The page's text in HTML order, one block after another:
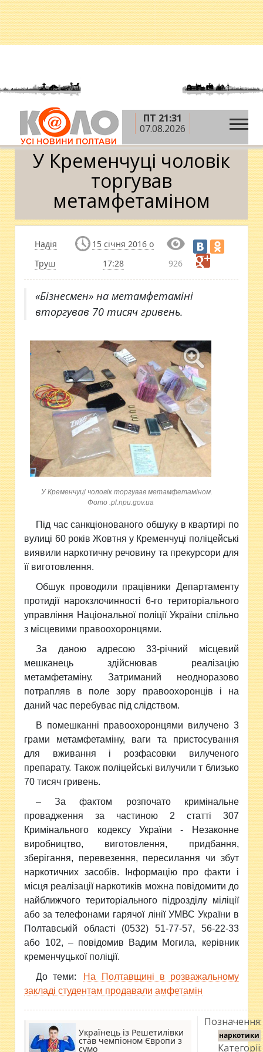
ПТ 21:31
07.08.2026
Головна » Новини » Кримінал »
У Кременчуці
чоловік торгував метамфетаміном
У Кременчуці чоловік
торгував
метамфетаміном
Надія
Труш
15 січня 2016 о
17:28
926
«Бізнесмен» на метамфетаміні
вторгував 70 тисяч гривень.
У Кременчуці чоловік торгував метамфетаміном.
Фото .pl.npu.gov.ua
Під час санкціонованого обшуку в квартирі по
вулиці 60 років Жовтня у Кременчуці поліцейські
виявили наркотичну речовину та прекурсори для
її виготовлення.
Обшук проводили працівники Департаменту
протидії нарокзлочинності 6-го територіального
управління Національної поліції України спільно
з місцевими правоохоронцями.
За даною адресою 33-річний місцевий
мешканець здійснював реалізацію
метамфетаміну. Затриманий неодноразово
потрапляв в поле зору правоохоронців і на
даний час перебуває під слідством.
В помешканні правоохоронцями вилучено 3
грами метамфетаміну, ваги та пристосування
для вживання і розфасовки вилученого
препарату. Також поліцейські вилучили т близько
70 тисяч гривень.
– За фактом розпочато кримінальне
провадження за частиною 2 статті 307
Кримінального кодексу України - Незаконне
виробництво, виготовлення, придбання,
зберігання, перевезення, пересилання чи збут
наркотичних засобів. Інформацію про факти і
місця реалізації наркотиків можна повідомити до
найближчого територіального підрозділу міліції
або за телефонами гарячої лінії УМВС України в
Полтавській області (0532) 51-77-57, 56-22-33
або 102, – повідомив Вадим Могила, керівник
кременчуцької поліції.
До теми:
На Полтавщині в розважальному
закладі студентам продавали амфетамін
Українець із Решетилівки
став чемпіоном Європи з
сумо
Позначення:
наркотики
Категорії: